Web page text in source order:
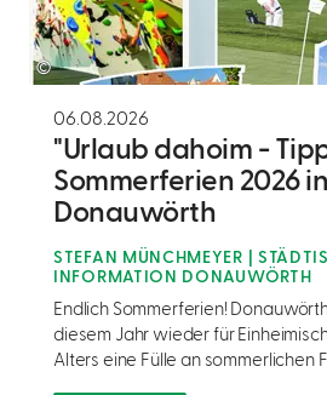
©
06.08.2026
"Urlaub dahoim -
Sommerferien 2026 in
Donauwörth
STEFAN MÜNCHMEYER |
INFORMATION DONAUWÖRTH
Endlich Sommerferien!
diesem Jahr wieder für
Alters eine Fülle an sommerlichen